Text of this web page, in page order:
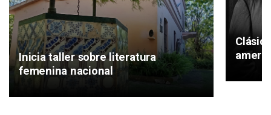
Inicia taller sobre literatura
femenina nacional